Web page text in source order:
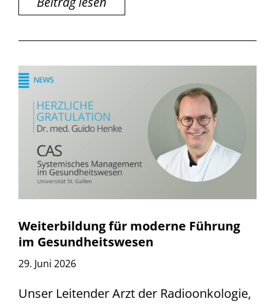
Weiterbildung für moderne Führung
im Gesundheitswesen
29. Juni 2026
Unser Leitender Arzt der Radioonkologie,